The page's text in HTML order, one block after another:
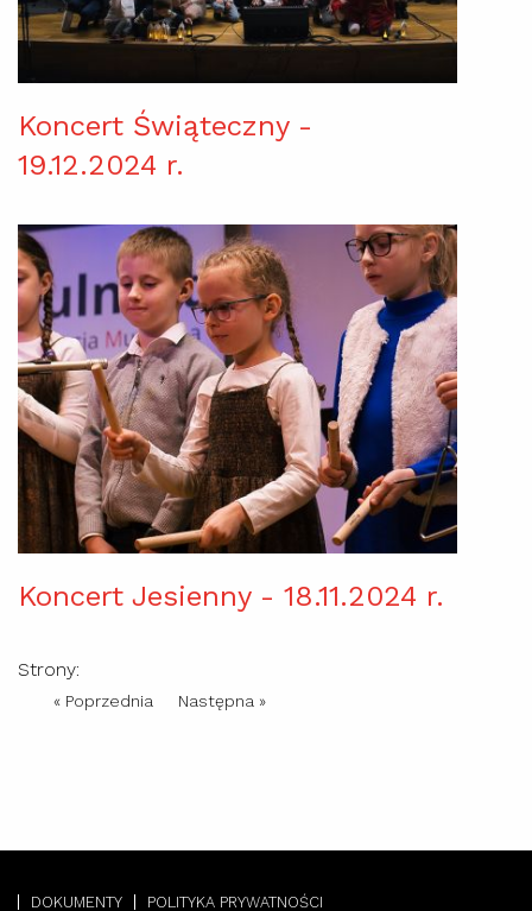
Koncert Świąteczny -
19.12.2024 r.
Koncert Jesienny - 18.11.2024 r.
Strony:
« Poprzednia Następna »
DOKUMENTY POLITYKA PRYWATNOŚCI